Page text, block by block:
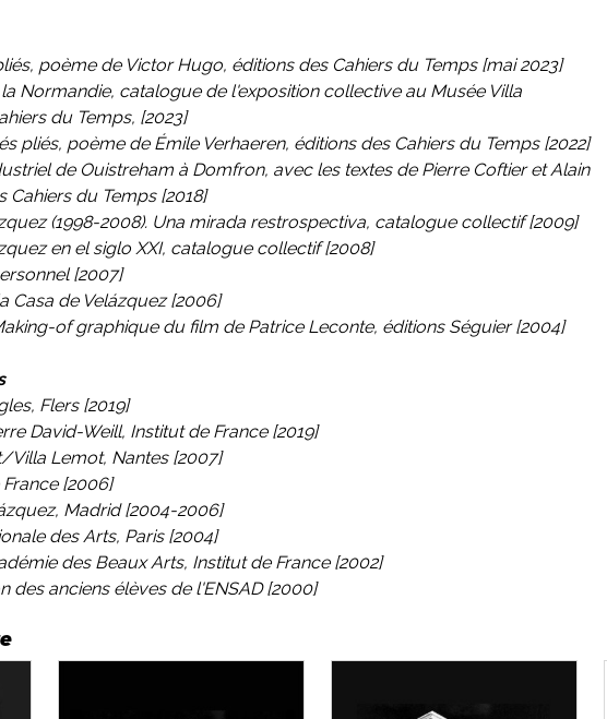
poème de Victor Hugo, éditions des Cahiers du Temps [mai 2023]
Normandie, catalogue de l'exposition collective au Musée Villa
du Temps, [2023]
pliés, poème de Émile Verhaeren, éditions des Cahiers du Temps [2022]
de Ouistreham à Domfron, avec les textes de Pierre Coftier et Alain
du Temps [2018]
(1998-2008). Una mirada restrospectiva, catalogue collectif [2009]
en el siglo XXI, catalogue collectif [2008]
[2007]
Casa de Velázquez[2006]
of graphique du film de Patrice Leconte, éditions Séguier [2004]
Flers [2019]
David-Weill, Institut de France [2019]
Villa Lemot, Nantes [2007]
[2006]
Madrid [2004-2006]
des Arts, Paris [2004]
des Beaux Arts, Institut de France [2002]
des anciens élèves de l'ENSAD [2000]